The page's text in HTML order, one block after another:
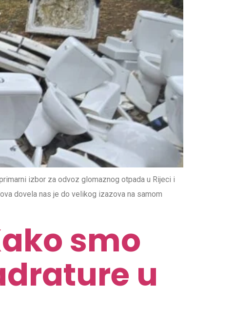
izbor za odvoz glomaznog otpada u Rijeci i
dovela nas je do velikog izazova na samom
smo
u